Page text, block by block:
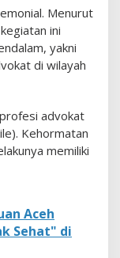
Menurut
ini
yakni
di wilayah
advokat
Kehormatan
memiliki
Aceh
Sehat" di